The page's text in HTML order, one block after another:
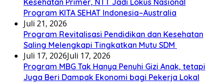
Kesehatan Primer, NTT Jadi Lokus Nasional
Program KITA SEHAT Indonesia–Australia
Juli 21, 2026
Program Revitalisasi Pendidikan dan Kesehatan
Saling Melengkapi Tingkatkan Mutu SDM
Juli 17, 2026Juli 17, 2026
Program MBG Tak Hanya Penuhi Gizi Anak, tetapi
Juga Beri Dampak Ekonomi bagi Pekerja Lokal